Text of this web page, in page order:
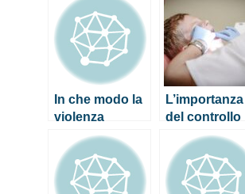
l’allattamento?
influisce sulla
salute
delle donne
In che modo la
violenza
domestica
influisce sulla
salute mentale
delle donne
L’importanza
del controllo
semestrale dal
dentista (per
grandi e
piccini)